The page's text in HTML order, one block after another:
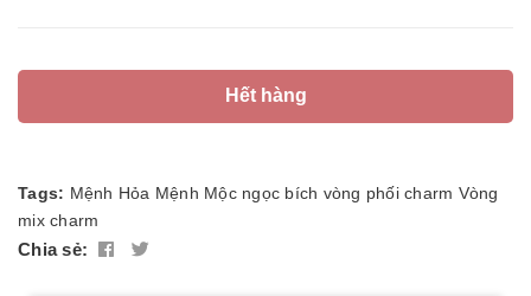
Hết hàng
Tags: Mệnh Hỏa Mệnh Mộc ngọc bích vòng phối charm Vòng
mix charm
Chia sẻ: